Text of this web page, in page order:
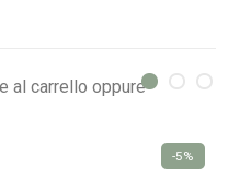
al carrello oppure
-5%